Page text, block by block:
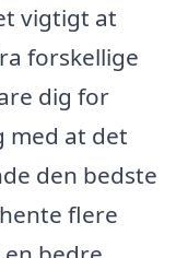
vigtigt at
forskellige
dig for
med at det
den bedste
flere